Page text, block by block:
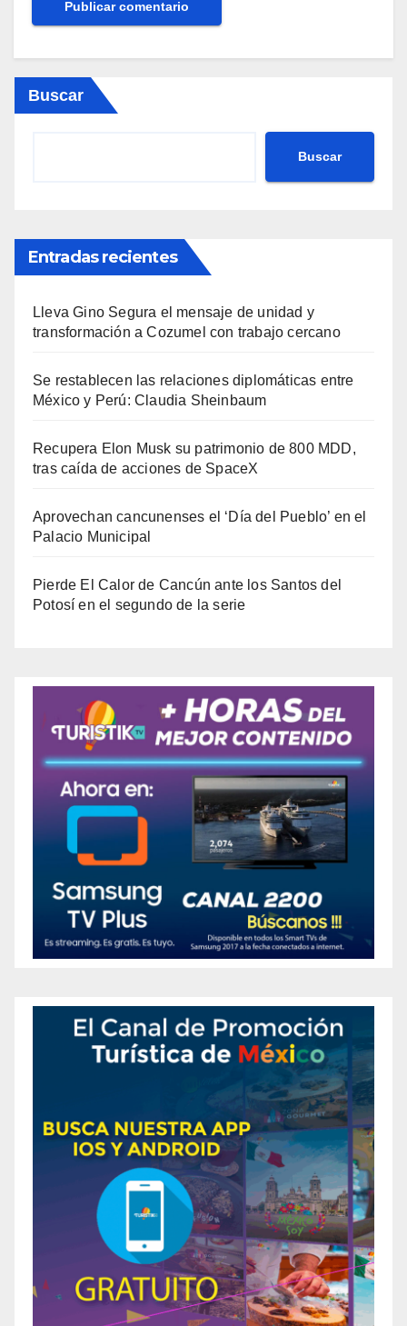
Buscar
Buscar
Entradas recientes
Lleva Gino Segura el mensaje de unidad y
transformación a Cozumel con trabajo cercano
Se restablecen las relaciones diplomáticas entre
México y Perú: Claudia Sheinbaum
Recupera Elon Musk su patrimonio de 800 MDD,
tras caída de acciones de SpaceX
Aprovechan cancunenses el ‘Día del Pueblo’ en el
Palacio Municipal
Pierde El Calor de Cancún ante los Santos del
Potosí en el segundo de la serie